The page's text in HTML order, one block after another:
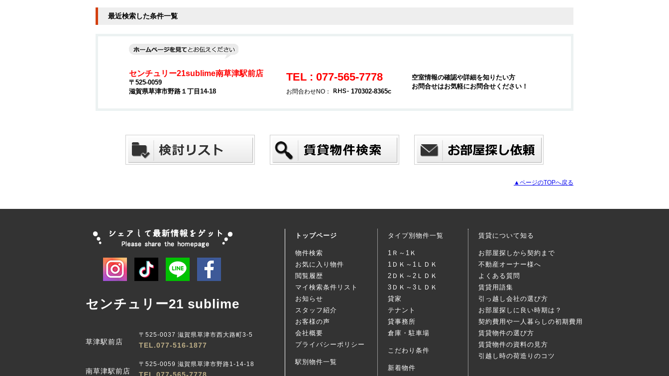
最近検索した条件一覧
センチュリー21sublime南草津駅前店
〒525-0059
滋賀県草津市野路１丁目14-18
TEL : 077-565-7778
お問合わせNO： 170302-8365c
空室情報の確認や詳細を知りたい方
お問合せはお気軽にお問合せください！
▲ページのTOPへ戻る
センチュリー21 sublime
草津駅前店
〒525-0037 滋賀県草津市西大路町3-5
TEL.077-516-1877
南草津駅前店
〒525-0059 滋賀県草津市野路1-14-18
トップページ
物件検索
お気に入り物件
閲覧履歴
マイ検索条件リスト
お知らせ
スタッフ紹介
お客様の声
会社概要
プライバシーポリシー
駅別物件一覧
タイプ別物件一覧
1Ｒ～1Ｋ
1ＤＫ～1ＬＤＫ
2ＤＫ～2ＬＤＫ
3ＤＫ～3ＬＤＫ
貸家
テナント
貸事務所
倉庫・駐車場
こだわり条件
新着物件
賃貸について知る
お部屋探しから契約まで
不動産オーナー様へ
よくある質問
賃貸用語集
引っ越し会社の選び方
お部屋探しに良い時期は？
契約費用や一人暮らしの初期費用
賃貸物件の選び方
賃貸物件の資料の見方
引越し時の荷造りのコツ